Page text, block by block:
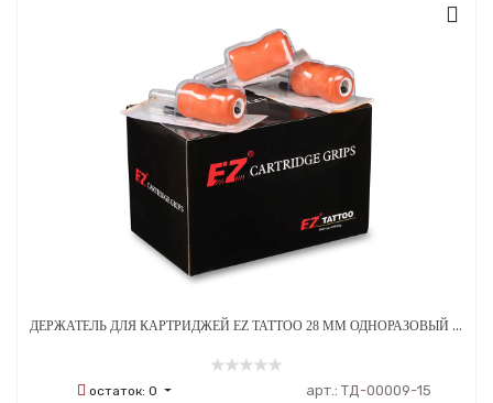
ДЕРЖАТЕЛЬ ДЛЯ КАРТРИДЖЕЙ EZ TATTOO 28 ММ ОДНОРАЗОВЫЙ СТЕРИЛЬНЫЙ ОРАНЖЕВЫЙ - 15 ШТ
остаток: 0 арт.: ТД-00009-15